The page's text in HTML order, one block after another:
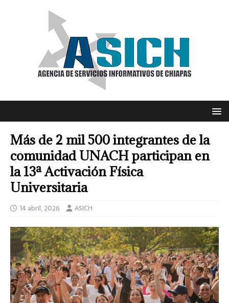
Más de 2 mil 500 integrantes de la
comunidad UNACH participan en
la 13ª Activación Física
Universitaria
14 abril, 2026 ASICH